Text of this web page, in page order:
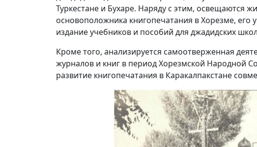
Туркестане и Бухаре. Наряду с этим, освещаются
основоположника книгопечатания в Хорезме, его
издание учебников и пособий для джадидских
Кроме того, анализируется самоотверженная
журналов и книг в период Хорезмской Народной
развитие книгопечатания в Каракалпакстане